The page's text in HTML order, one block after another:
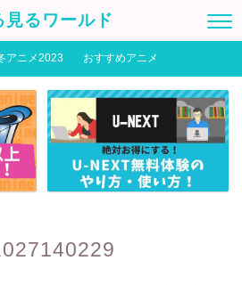
見るワールド
アニメ2023 おすすめアニメ